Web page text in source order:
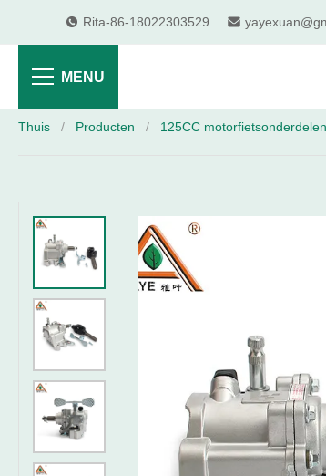
Rita-86-18022303529
MENU
Thuis / Producten / 125CC motorfietsonderdelen